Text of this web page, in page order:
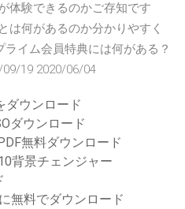
体験できるのかご存知です
は何があるのか分かりやすく
イム会員特典には何がある？
19 2020/06/04
ダウンロード
ダウンロード
無料ダウンロード
背景チェンジャー
無料でダウンロード